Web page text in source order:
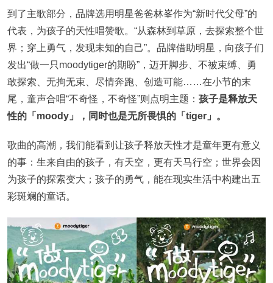
到了主歌部分，品牌选用明星爸爸林峯作为“新时代父母”的
代表，为孩子的天性唱赞歌。“从森林到草原，去探索整个世
界；穿上勇气，发现未知的自己”。品牌借助明星，向孩子们
发出“做一只moodytiger的期盼”，迈开脚步、不被束缚、勇
敢探索、无拘无束、尽情奔跑、创造可能……在小节的末
尾，童声合唱“不奇怪，不奇怪”则点明主题： 孩子是释放天
性的「moody」，同时也是无所畏惧的「tiger」。
歌曲的高潮，我们能看到让孩子释放天性才是童年更有意义
的事：生来自由的孩子，有天空，更有天马行空；世界会因
为孩子的探索变大；孩子的勇气，能在现实生活中构建出五
彩斑斓的童话。